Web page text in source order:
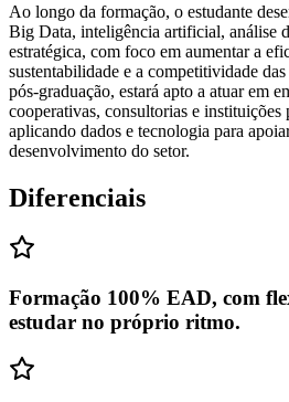
Ao longo da formação, o estudante
Big Data, inteligência artificial, análise
estratégica, com foco em aumentar a
sustentabilidade e a competitividade
pós-graduação, estará apto a atuar em
cooperativas, consultorias e instituições
aplicando dados e tecnologia para
desenvolvimento do setor.
Diferenciais
Formação 100% EAD, com
estudar no próprio ritmo.